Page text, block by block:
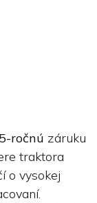
5-ročnú záruku
traktora
o vysokej